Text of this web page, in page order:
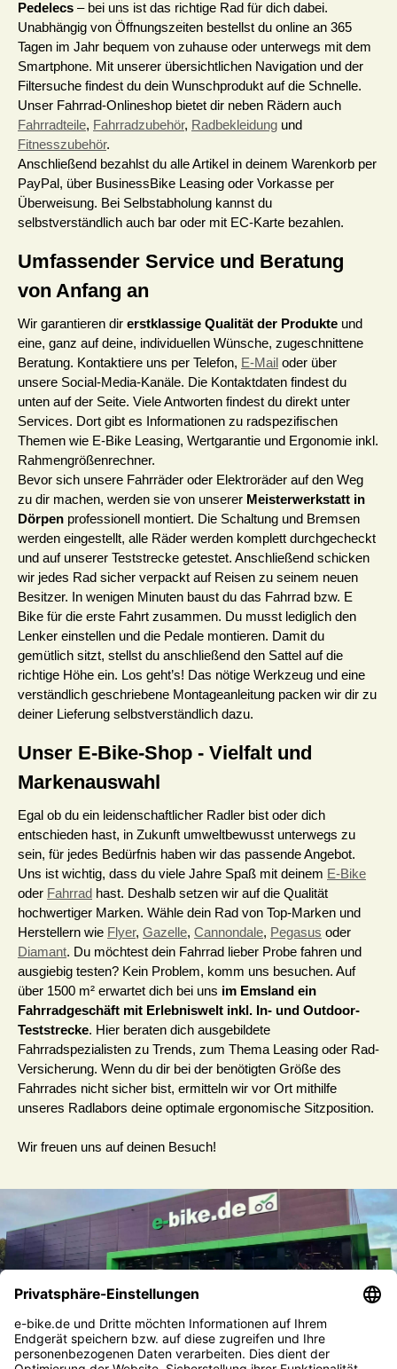
Pedelecs – bei uns ist das richtige Rad für dich dabei.
Unabhängig von Öffnungszeiten bestellst du online an 365
Tagen im Jahr bequem von zuhause oder unterwegs mit dem
Smartphone. Mit unserer übersichtlichen Navigation und der
Filtersuche findest du dein Wunschprodukt auf die Schnelle.
Unser Fahrrad-Onlineshop bietet dir neben Rädern auch
Fahrradteile, Fahrradzubehör, Radbekleidung und
Fitnesszubehör.
Anschließend bezahlst du alle Artikel in deinem Warenkorb per
PayPal, über BusinessBike Leasing oder Vorkasse per
Überweisung. Bei Selbstabholung kannst du
selbstverständlich auch bar oder mit EC-Karte bezahlen.
Umfassender Service und Beratung
von Anfang an
Wir garantieren dir erstklassige Qualität der Produkte und
eine, ganz auf deine, individuellen Wünsche, zugeschnittene
Beratung. Kontaktiere uns per Telefon, E-Mail oder über
unsere Social-Media-Kanäle. Die Kontaktdaten findest du
unten auf der Seite. Viele Antworten findest du direkt unter
Services. Dort gibt es Informationen zu radspezifischen
Themen wie E-Bike Leasing, Wertgarantie und Ergonomie inkl.
Rahmengrößenrechner.
Bevor sich unsere Fahrräder oder Elektroräder auf den Weg
zu dir machen, werden sie von unserer Meisterwerkstatt in
Dörpen professionell montiert. Die Schaltung und Bremsen
werden eingestellt, alle Räder werden komplett durchgecheckt
und auf unserer Teststrecke getestet. Anschließend schicken
wir jedes Rad sicher verpackt auf Reisen zu seinem neuen
Besitzer. In wenigen Minuten baust du das Fahrrad bzw. E
Bike für die erste Fahrt zusammen. Du musst lediglich den
Lenker einstellen und die Pedale montieren. Damit du
gemütlich sitzt, stellst du anschließend den Sattel auf die
richtige Höhe ein. Los geht’s! Das nötige Werkzeug und eine
verständlich geschriebene Montageanleitung packen wir dir zu
deiner Lieferung selbstverständlich dazu.
Unser E-Bike-Shop - Vielfalt und
Markenauswahl
Egal ob du ein leidenschaftlicher Radler bist oder dich
entschieden hast, in Zukunft umweltbewusst unterwegs zu
sein, für jedes Bedürfnis haben wir das passende Angebot.
Uns ist wichtig, dass du viele Jahre Spaß mit deinem E-Bike
oder Fahrrad hast. Deshalb setzen wir auf die Qualität
hochwertiger Marken. Wähle dein Rad von Top-Marken und
Herstellern wie Flyer, Gazelle, Cannondale, Pegasus oder
Diamant. Du möchtest dein Fahrrad lieber Probe fahren und
ausgiebig testen? Kein Problem, komm uns besuchen. Auf
über 1500 m² erwartet dich bei uns im Emsland ein
Fahrradgeschäft mit Erlebniswelt inkl. In- und Outdoor-
Teststrecke. Hier beraten dich ausgebildete
Fahrradspezialisten zu Trends, zum Thema Leasing oder Rad-
Versicherung. Wenn du dir bei der benötigten Größe des
Fahrrades nicht sicher bist, ermitteln wir vor Ort mithilfe
unseres Radlabors deine optimale ergonomische Sitzposition.
Wir freuen uns auf deinen Besuch!
Service-Hotline